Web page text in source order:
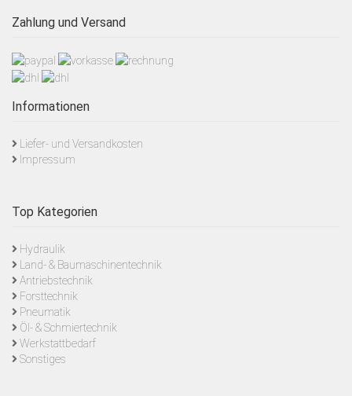
Zahlung und Versand
Informationen
Liefer- und Versandkosten
Impressum
Top Kategorien
Hydraulik
Land- & Baumaschinentechnik
Antriebstechnik
Forsttechnik
Pneumatik
Öl- & Schmiertechnik
Werkstattbedarf
Sonstiges